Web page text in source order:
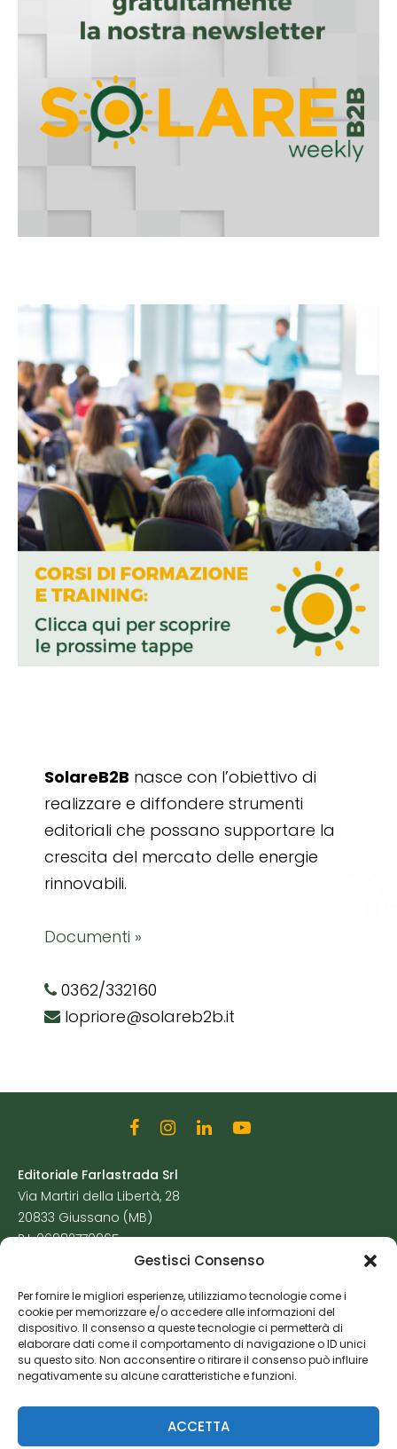
Gestisci Consenso
Per fornire le migliori esperienze, utilizziamo tecnologie come i
cookie per memorizzare e/o accedere alle informazioni del
dispositivo. Il consenso a queste tecnologie ci permetterà di
elaborare dati come il comportamento di navigazione o ID unici
su questo sito. Non acconsentire o ritirare il consenso può influire
negativamente su alcune caratteristiche e funzioni.
ACCETTA
SolareB2B nasce con l’obiettivo di
realizzare e diffondere strumenti
editoriali che possano supportare la
crescita del mercato delle energie
rinnovabili.
Documenti »
0362/332160
lopriore@solareb2b.it
Editoriale Farlastrada Srl
Via Martiri della Libertà, 28
20833 Giussano (MB)
P.I. 06982770965
Cookie Policy
Risorse Aggiuntive